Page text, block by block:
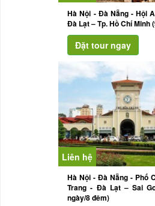
Hà Nội - Đà Nẵng - Hội
Đà Lạt – Tp. Hồ Chí Minh
Liên hệ
Hà Nội - Đà Nẵng - Phố
Trang - Đà Lạt – Sai
ngày/8 đêm)